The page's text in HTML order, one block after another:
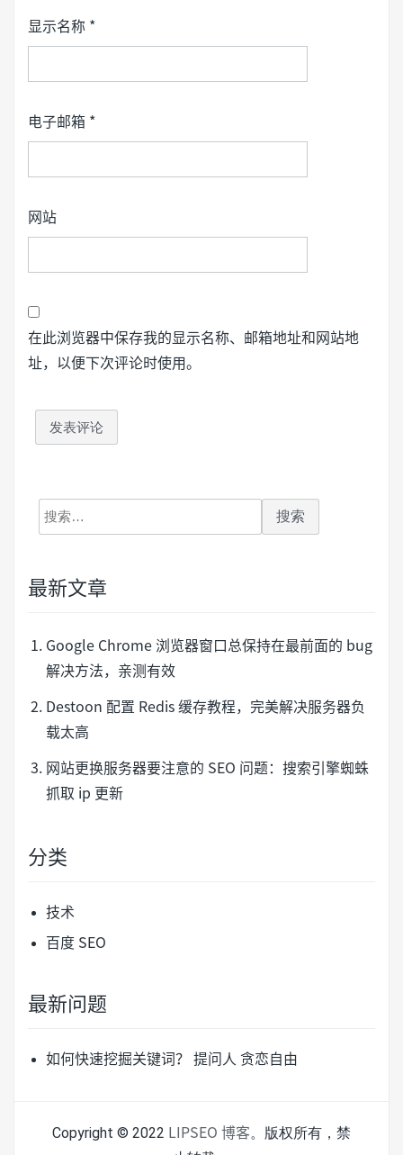
显示名称 *
电子邮箱 *
网站
在此浏览器中保存我的显示名称、邮箱地址和网站地
址，以便下次评论时使用。
搜
索：
最新文章
Google Chrome 浏览器窗口总保持在最前面的 bug
解决方法，亲测有效
Destoon 配置 Redis 缓存教程，完美解决服务器负
载太高
网站更换服务器要注意的 SEO 问题：搜索引擎蜘蛛
抓取 ip 更新
分类
技术
百度 SEO
最新问题
如何快速挖掘关键词？ 提问人 贪恋自由
Copyright © 2022 LIPSEO 博客。版权所有，禁